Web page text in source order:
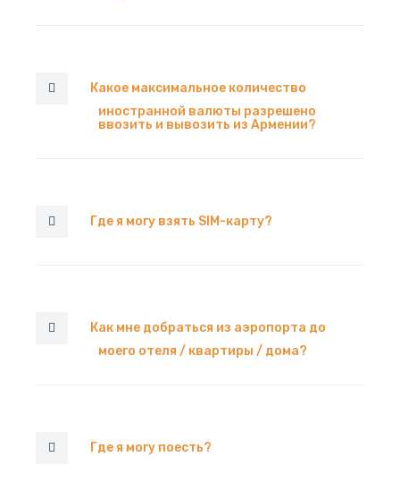
Какое максимальное количество
иностранной валюты разрешено
ввозить и вывозить из Армении?
Где я могу взять SIM-карту?
Как мне добраться из аэропорта до
моего отеля / квартиры / дома?
Где я могу поесть?